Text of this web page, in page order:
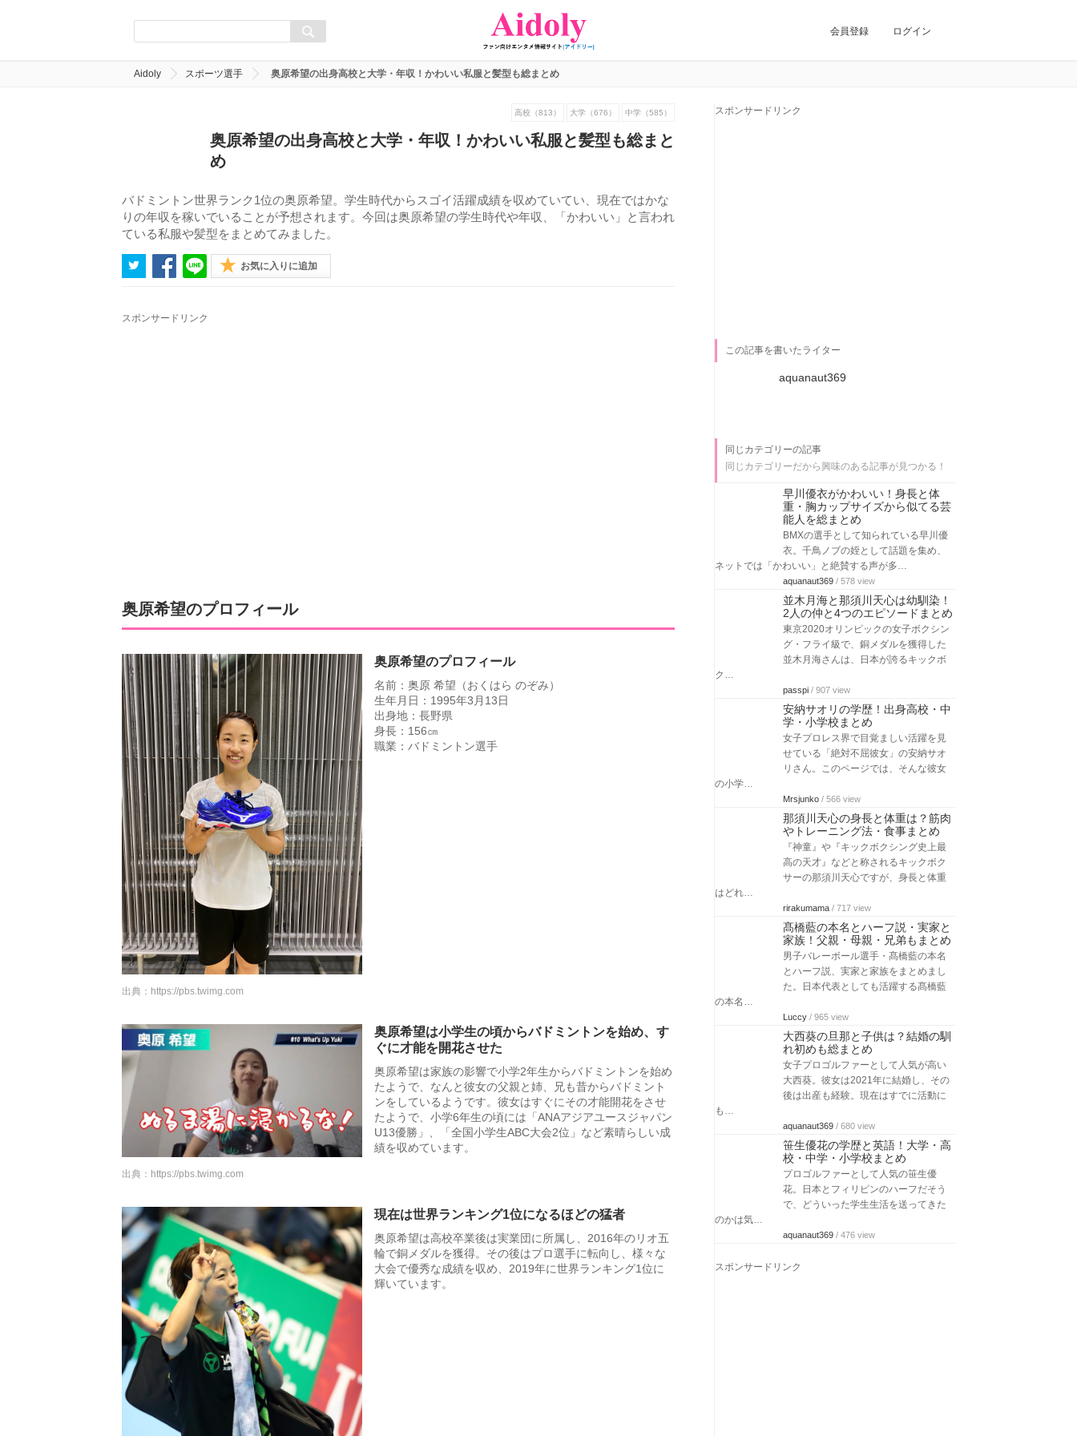
会員登録 ログイン
Aidoly スポーツ選手 奥原希望の出身高校と大学・年収！かわいい私服と髪型も総まとめ
高校（813） 大学（676） 中学（585）
奥原希望の出身高校と大学・年収！かわいい私服と髪型も総まと
め
バドミントン世界ランク1位の奥原希望。学生時代からスゴイ活躍成績を収めていてい、現在ではかな
りの年収を稼いでいることが予想されます。今回は奥原希望の学生時代や年収、「かわいい」と言われ
ている私服や髪型をまとめてみました。
お気に入りに追加
スポンサードリンク
奥原希望のプロフィール
奥原希望のプロフィール
名前：奥原 希望（おくはら のぞみ）
生年月日：1995年3月13日
出身地：長野県
身長：156㎝
職業：バドミントン選手
出典： https://pbs.twimg.com
奥原希望は小学生の頃からバドミントンを始め、す
ぐに才能を開花させた
奥原希望は家族の影響で小学2年生からバドミントンを始め
たようで、なんと彼女の父親と姉、兄も昔からバドミント
ンをしているようです。彼女はすぐにその才能開花をさせ
たようで、小学6年生の頃には「ANAアジアユースジャパン
U13優勝」、「全国小学生ABC大会2位」など素晴らしい成
績を収めています。
出典： https://pbs.twimg.com
現在は世界ランキング1位になるほどの猛者
奥原希望は高校卒業後は実業団に所属し、2016年のリオ五
輪で銅メダルを獲得。その後はプロ選手に転向し、様々な
大会で優秀な成績を収め、2019年に世界ランキング1位に
輝いています。
スポンサードリンク
この記事を書いたライター
aquanaut369
同じカテゴリーの記事
同じカテゴリーだから興味のある記事が見つかる！
早川優衣がかわいい！身長と体
重・胸カップサイズから似てる芸
能人を総まとめ
BMXの選手として知られている早川優
衣。千鳥ノブの姪として話題を集め、
ネットでは「かわいい」と絶賛する声が多…
aquanaut369 / 578 view
並木月海と那須川天心は幼馴染！
2人の仲と4つのエピソードまとめ
東京2020オリンピックの女子ボクシン
グ・フライ級で、銅メダルを獲得した
並木月海さんは、日本が誇るキックボ
ク…
passpi / 907 view
安納サオリの学歴！出身高校・中
学・小学校まとめ
女子プロレス界で目覚ましい活躍を見
せている「絶対不屈彼女」の安納サオ
リさん。このページでは、そんな彼女
の小学…
Mrsjunko / 566 view
那須川天心の身長と体重は？筋肉
やトレーニング法・食事まとめ
『神童』や『キックボクシング史上最
高の天才』などと称されるキックボク
サーの那須川天心ですが、身長と体重
はどれ…
rirakumama / 717 view
髙橋藍の本名とハーフ説・実家と
家族！父親・母親・兄弟もまとめ
男子バレーボール選手・髙橋藍の本名
とハーフ説、実家と家族をまとめまし
た。日本代表としても活躍する髙橋藍
の本名…
Luccy / 965 view
大西葵の旦那と子供は？結婚の馴
れ初めも総まとめ
女子プロゴルファーとして人気が高い
大西葵。彼女は2021年に結婚し、その
後は出産も経験。現在はすでに活動に
も…
aquanaut369 / 680 view
笹生優花の学歴と英語！大学・高
校・中学・小学校まとめ
プロゴルファーとして人気の笹生優
花。日本とフィリピンのハーフだそう
で、どういった学生生活を送ってきた
のかは気…
aquanaut369 / 476 view
スポンサードリンク